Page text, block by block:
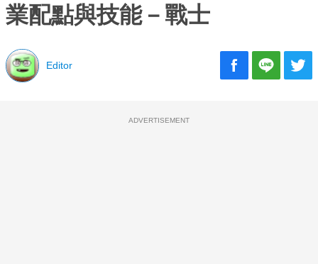
業配點與技能－戰士
Editor
ADVERTISEMENT